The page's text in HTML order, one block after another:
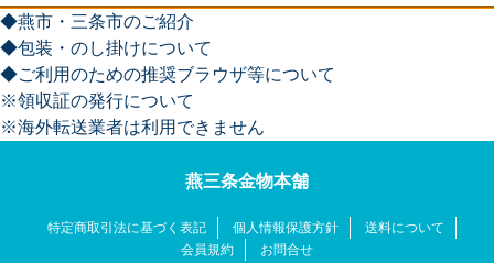
◆燕市・三条市のご紹介
◆包装・のし掛けについて
◆ご利用のための推奨ブラウザ等について
※領収証の発行について
※海外転送業者は利用できません
燕三条金物本舗
特定商取引法に基づく表記 個人情報保護方針
送料について
会員規約
お問合せ